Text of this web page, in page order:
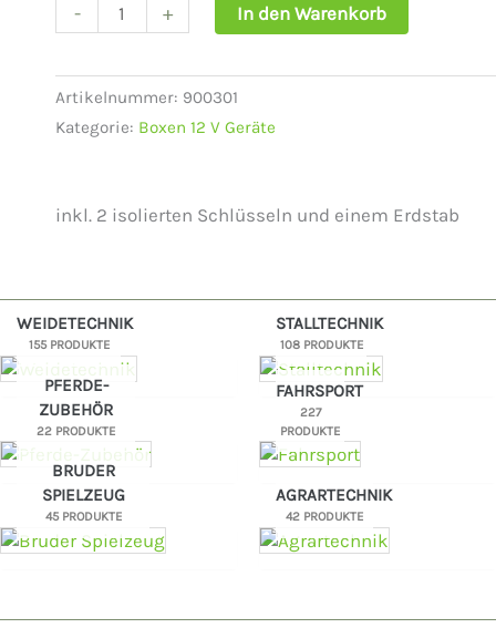
-
Sicherheitsbox
PATURA
Geräte
Menge
+ In den Warenkorb
Artikelnummer: 900301
Kategorie: Boxen 12 V Geräte
inkl. 2 isolierten Schlüsseln und einem Erdstab
WEIDETECHNIK
155 PRODUKTE
STALLTECHNIK
108 PRODUKTE
PFERDE-
ZUBEHÖR
22 PRODUKTE
FAHRSPORT
227
PRODUKTE
BRUDER
SPIELZEUG
45 PRODUKTE
AGRARTECHNIK
42 PRODUKTE